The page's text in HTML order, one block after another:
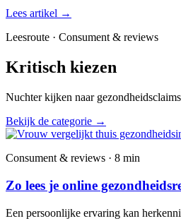
Lees artikel →
Leesroute · Consument & reviews
Kritisch kiezen
Nuchter kijken naar
Bekijk de categorie →
Consument & reviews · 8 min
Zo lees je online
Een persoonlijke ervaring kan